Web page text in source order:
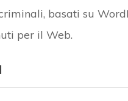
basati su
per il Web.